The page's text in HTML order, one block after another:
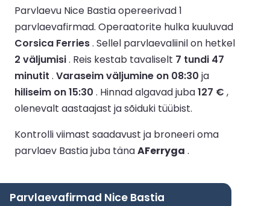
Parvlaevu Nice Bastia opereerivad 1
parvlaevafirmad. Operaatorite hulka kuuluvad
Corsica Ferries. Sellel parvlaevaliinil on hetkel
2 väljumisi. Reis kestab tavaliselt 7 tundi 47
minutit . Varaseim väljumine on 08:30 ja
hiliseim on 15:30 . Hinnad algavad juba127 € ,
olenevalt aastaajast ja sõiduki tüübist.
Kontrolli viimast saadavust ja broneeri oma
parvlaev Bastia juba tänaAFerryga .
Parvlaevafirmad Nice Bastia